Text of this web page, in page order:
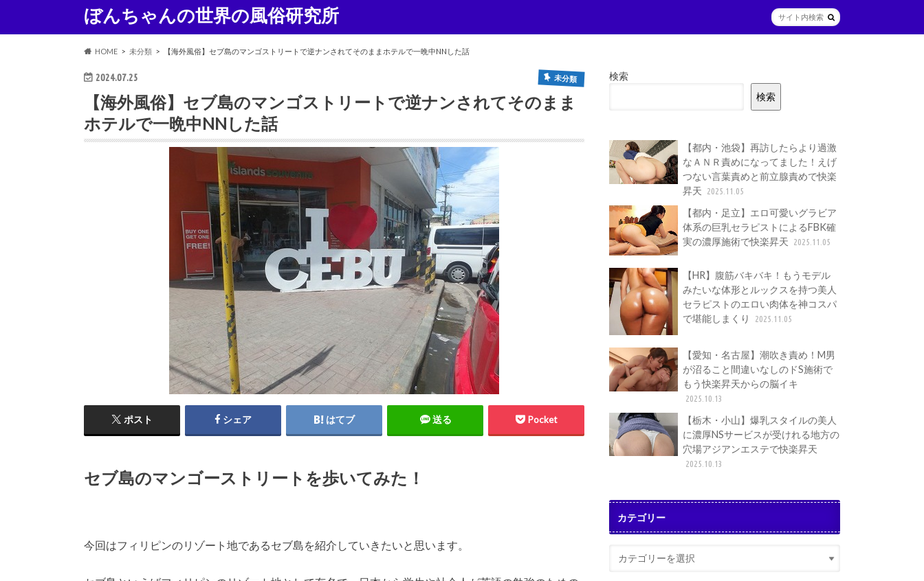
ぼんちゃんの世界の風俗研究所
HOME 未分類 【海外風俗】セブ島のマンゴストリートで逆ナンされてそのままホテルで一晩中NNした話
2024.07.25 未分類
【海外風俗】セブ島のマンゴストリートで逆ナンされてそのまま
ホテルで一晩中NNした話
ポスト シェア はてブ 送る Pocket
セブ島のマンゴーストリートを歩いてみた！
今回はフィリピンのリゾート地であるセブ島を紹介していきたいと思います。
検索
検索
【都内・池袋】再訪したらより過激
なＡＮＲ責めになってました！えげ
つない言葉責めと前立腺責めで快楽
昇天
2025.11.05
【都内・足立】エロ可愛いグラビア
体系の巨乳セラピストによるFBK確
実の濃厚施術で快楽昇天
2025.11.05
【HR】腹筋バキバキ！もうモデル
みたいな体形とルックスを持つ美人
セラピストのエロい肉体を神コスパ
で堪能しまくり
2025.11.05
【愛知・名古屋】潮吹き責め！M男
が沼ること間違いなしのドS施術で
もう快楽昇天からの脳イキ
2025.10.13
【栃木・小山】爆乳スタイルの美人
に濃厚NSサービスが受けれる地方の
穴場アジアンエステで快楽昇天
2025.10.13
カテゴリー